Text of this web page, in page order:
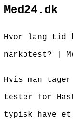
Med24.dk
Hvor lang tid
narkotest? |
Hvis man
tester for
typisk have